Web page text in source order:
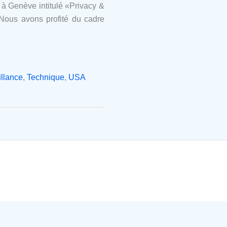
Genève intitulé «Privacy &
avons profité du cadre
, Technique, USA